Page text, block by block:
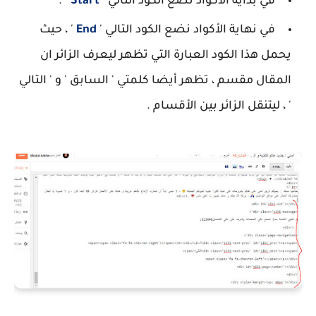
في نهاية الأكواد نضع الكود التالي ' End ' ، حيث
يحمل هذا الكود العبارة التي تظهر ليعرف الزائر ان
المقال مقسم ، تظهر أيضا كلمتي ' السابق ' و ' التالي
' ، ليتنقل الزائر بين الأقسام .